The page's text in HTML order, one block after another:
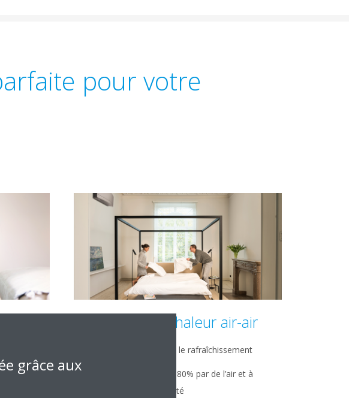
pour votre
Pompes à chaleur air-air
Pour le chauffage et le rafraîchissement
Système alimenté à 80% par de l’air et à
20% par de l’électricité
grâce aux